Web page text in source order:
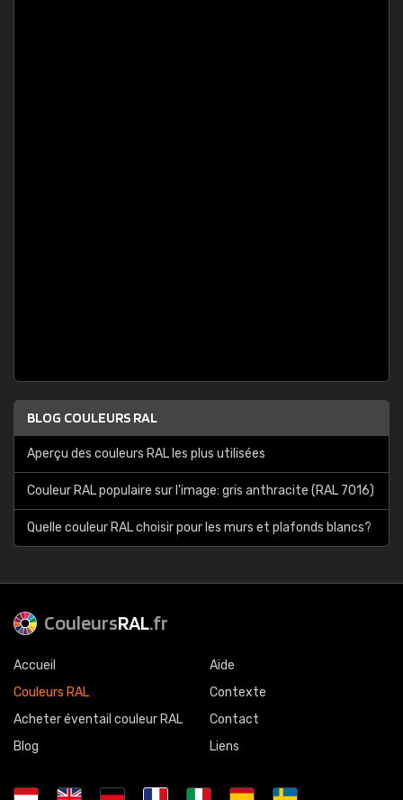
BLOG COULEURS RAL
Aperçu des couleurs RAL les plus utilisées
Couleur RAL populaire sur l'image: gris anthracite (RAL 7016)
Quelle couleur RAL choisir pour les murs et plafonds blancs?
CouleursRAL.fr
Accueil
Couleurs RAL
Acheter éventail couleur RAL
Blog
Aide
Contexte
Contact
Liens